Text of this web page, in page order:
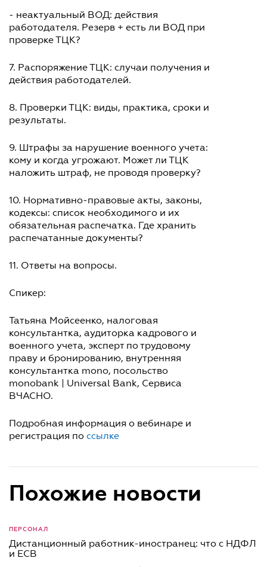
- неактуальный ВОД: действия
работодателя. Резерв + есть ли ВОД при
проверке ТЦК?
7. Распоряжение ТЦК: случаи получения и
действия работодателей.
8. Проверки ТЦК: виды, практика, сроки и
результаты.
9. Штрафы за нарушение военного учета:
кому и когда угрожают. Может ли ТЦК
наложить штраф, не проводя проверку?
10. Нормативно-правовые акты, законы,
кодексы: список необходимого и их
обязательная распечатка. Где хранить
распечатанные документы?
11. Ответы на вопросы.
Спикер:
Татьяна Мойсеенко, налоговая
консультантка, аудиторка кадрового и
военного учета, эксперт по трудовому
праву и бронированию, внутренняя
консультантка mono, посольство
monobank | Universal Bank, Сервиса
ВЧАСНО.
Подробная информация о вебинаре и
регистрация по ссылке
Похожие новости
ПЕРСОНАЛ
Дистанционный работник-иностранец: что с НДФЛ
и ЕСВ